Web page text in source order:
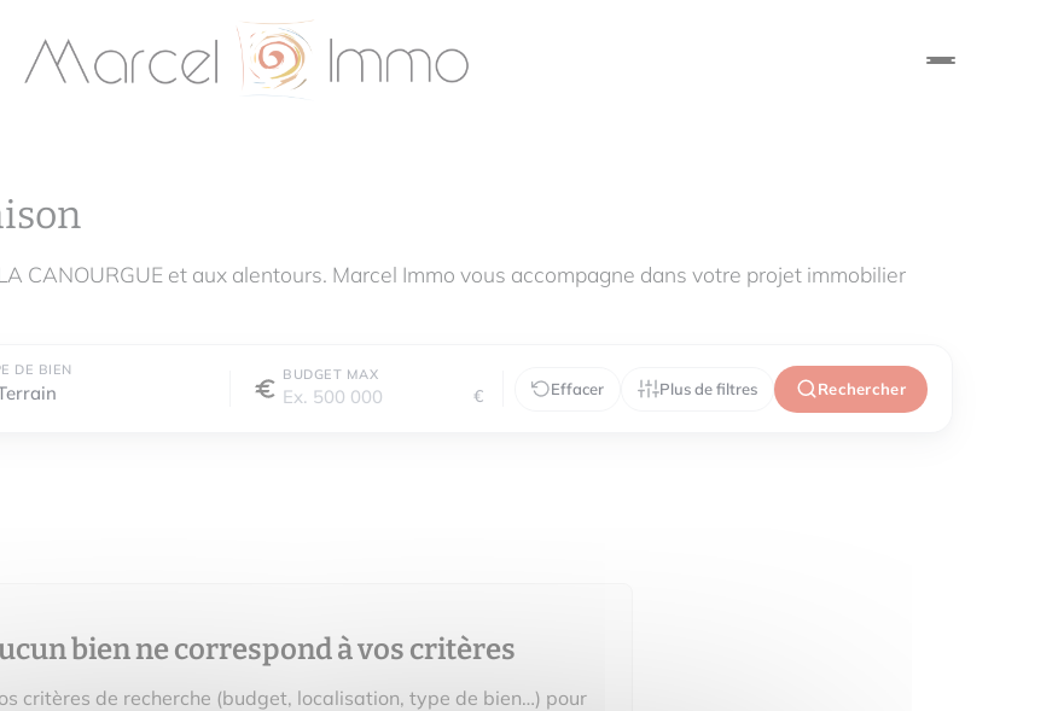
CANOURGUE et aux alentours. Marcel Immo vous accompagne dans votre projet immobilier
DE BIEN BUDGET MAX
€ Effacer Plus de filtres Rechercher
bien ne correspond à vos critères
critères de recherche (budget, localisation, type de bien…) pour